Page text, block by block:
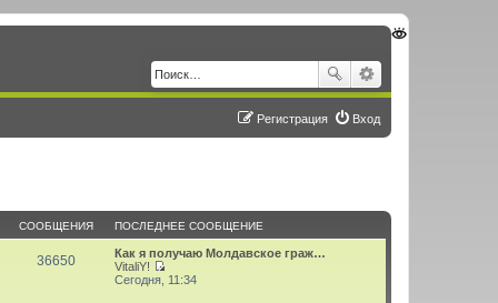
Вход
Регистрация
СООБЩЕНИЯ ПОСЛЕДНЕЕ СООБЩЕНИЕ
36650
Как я получаю Молдавское граж…
VitaliY!
П
Сегодня, 11:34